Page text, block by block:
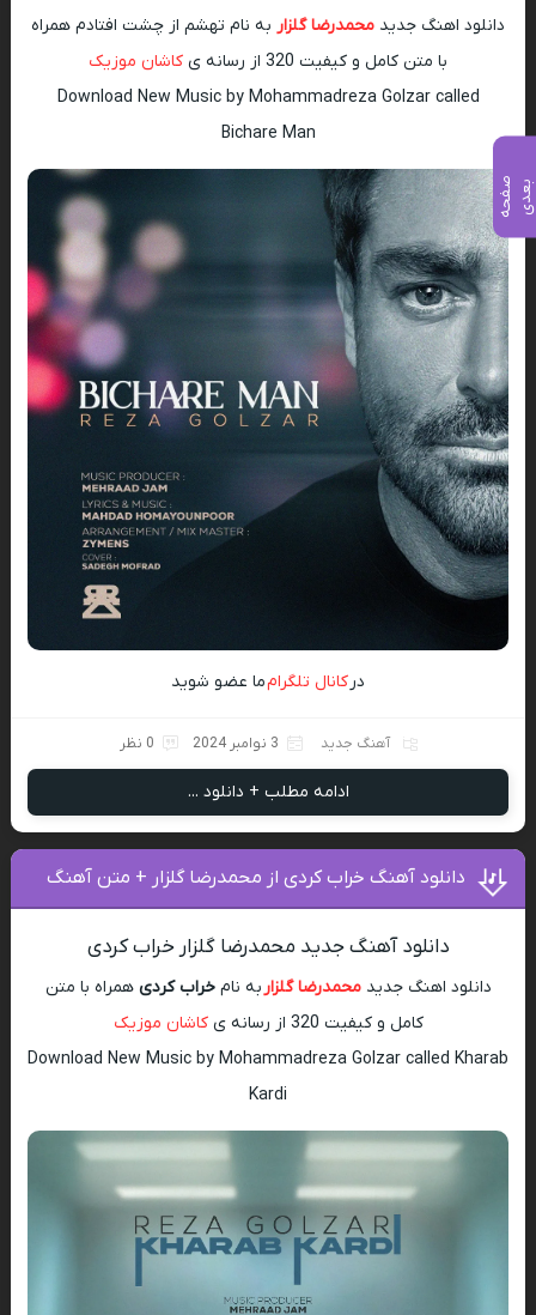
دانلود اهنگ جدید محمدرضا گلزار به نام تهشم از چشت افتادم همراه
با متن کامل و کیفیت 320 از رسانه ی
کاشان موزیک
Download New Music by Mohammadreza Golzar called
Bichare Man
درکانال تلگرامما عضو شوید
آهنگ جدید 3 نوامبر 2024 0 نظر
ادامه مطلب + دانلود ...
دانلود آهنگ خراب کردی از محمدرضا گلزار + متن آهنگ
دانلود آهنگ جدید محمدرضا گلزار خراب کردی
دانلود اهنگ جدیدمحمدرضا گلزاربه نامخراب کردی همراه با متن
کامل و کیفیت 320 از رسانه ی
کاشان موزیک
Download New Music by Mohammadreza Golzar called Kharab
Kardi
ص
ف
ح
ه ب ع
د ی